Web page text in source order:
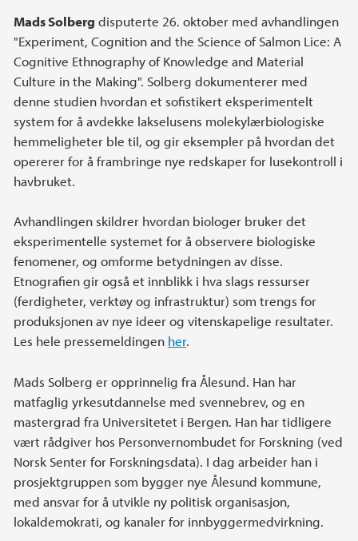
Mads Solberg disputerte 26. oktober med avhandlingen
"Experiment, Cognition and the Science of Salmon Lice: A
Cognitive Ethnography of Knowledge and Material
Culture in the Making". Solberg dokumenterer med
denne studien hvordan et sofistikert eksperimentelt
system for å avdekke lakselusens molekylærbiologiske
hemmeligheter ble til, og gir eksempler på hvordan det
opererer for å frambringe nye redskaper for lusekontroll i
havbruket.
Avhandlingen skildrer hvordan biologer bruker det
eksperimentelle systemet for å observere biologiske
fenomener, og omforme betydningen av disse.
Etnografien gir også et innblikk i hva slags ressurser
(ferdigheter, verktøy og infrastruktur) som trengs for
produksjonen av nye ideer og vitenskapelige resultater.
Les hele pressemeldingen her.
Mads Solberg er opprinnelig fra Ålesund. Han har
matfaglig yrkesutdannelse med svennebrev, og en
mastergrad fra Universitetet i Bergen. Han har tidligere
vært rådgiver hos Personvernombudet for Forskning (ved
Norsk Senter for Forskningsdata). I dag arbeider han i
prosjektgruppen som bygger nye Ålesund kommune,
med ansvar for å utvikle ny politisk organisasjon,
lokaldemokrati, og kanaler for innbyggermedvirkning.